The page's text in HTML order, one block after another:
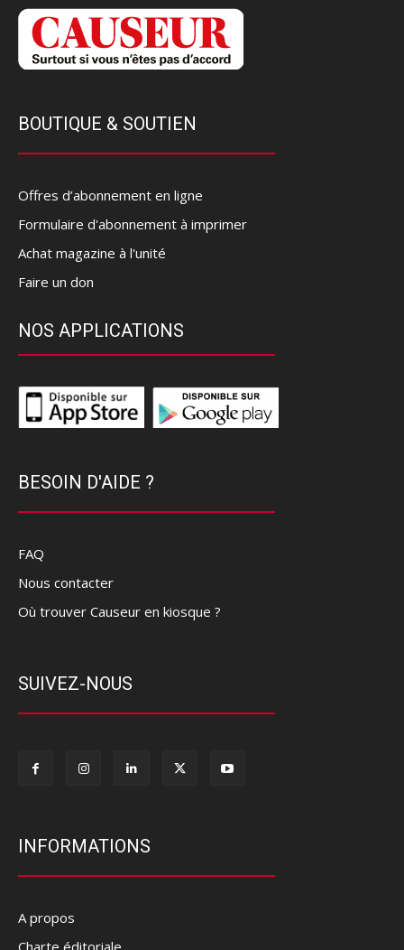
BOUTIQUE & SOUTIEN
Offres d’abonnement en ligne
Formulaire d'abonnement à imprimer
Achat magazine à l'unité
Faire un don
NOS APPLICATIONS
BESOIN D'AIDE ?
FAQ
Nous contacter
Où trouver Causeur en kiosque ?
SUIVEZ-NOUS
INFORMATIONS
A propos
Charte éditoriale